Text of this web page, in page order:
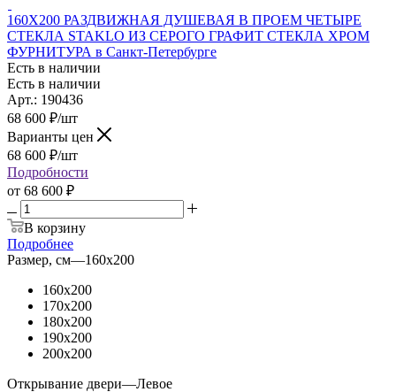
160X200 РАЗДВИЖНАЯ ДУШЕВАЯ В ПРОЕМ ЧЕТЫРЕ
СТЕКЛА STAKLO ИЗ СЕРОГО ГРАФИТ СТЕКЛА ХРОМ
ФУРНИТУРА в Санкт-Петербурге
Есть в наличии
Есть в наличии
Арт.: 190436
68 600 ₽/шт
Варианты цен
68 600 ₽/шт
Подробности
от 68 600 ₽
В корзину
Подробнее
Размер, см—160x200
160x200
170x200
180x200
190x200
200x200
Открывание двери—Левое